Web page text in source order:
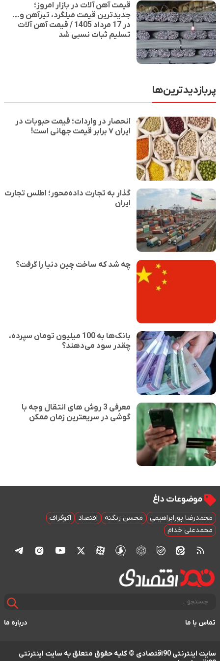
قیمت آهن آلات در بازار امروز؛
جدیدترین قیمت میلگرد، تیرآهن و...
در 17 مرداد 1405 / قیمت آهن آلات
تسلیم ثبات نسبی شد
پربازدیدترین‌ها
انحصار در واردات؛ قیمت حبوبات در
ایران ۷ برابر قیمت جهانی است!
گذار به تجارت داده‌محور؛ اطلس تجارت
ایران
چه شد که ساخت چین دنیا را گرفت؟
بانک‌ها به 100 میلیون تومان سپرده،
چقدر سود می‌دهند؟
معرفی 3 روش های انتقال وجه با
گوشی در سریعترین زمان ممکن
موضوعات داغ
محمدرضا پورابراهیمی محسن زنگنه اقتصاد
اکوگراف
محمدعلی خدام
تماس با ما درباره ما
سایت اینترنتی 90اقتصادی © کلیه حقوق متعلق به سایت اینترنتی